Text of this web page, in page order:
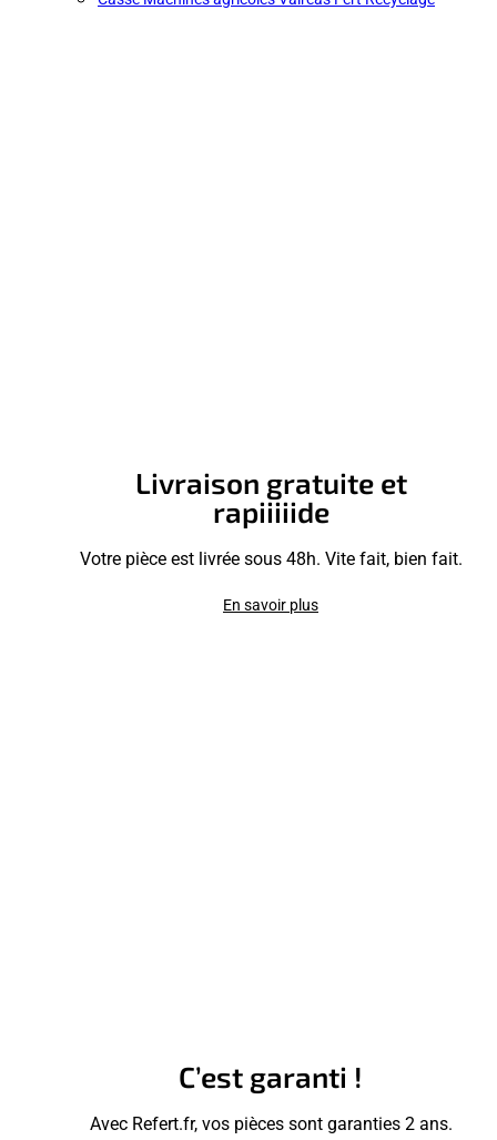
Livraison gratuite et
rapiiiiide
Votre pièce est livrée sous 48h. Vite fait, bien fait.
En savoir plus
C’est garanti !
Avec Refert.fr, vos pièces sont garanties 2 ans.